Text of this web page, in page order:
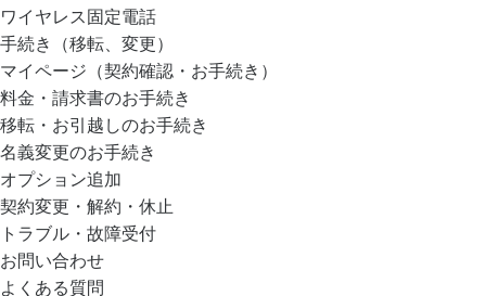
ワイヤレス固定電話
手続き（移転、変更）
マイページ（契約確認・お手続き）
料金・請求書のお手続き
移転・お引越しのお手続き
名義変更のお手続き
オプション追加
契約変更・解約・休止
トラブル・故障受付
お問い合わせ
よくある質問